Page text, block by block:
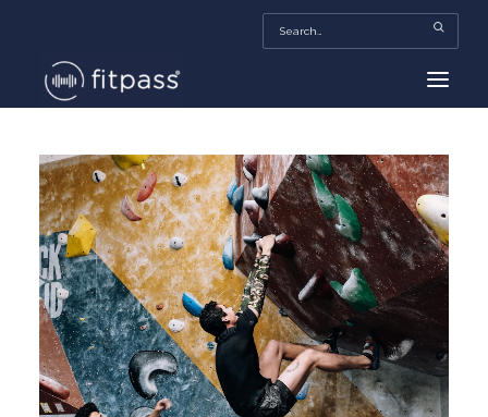
HOME
MEXICO
BEAUTY
FITPASS TV
FITBIZ
TRENDS
MORE…